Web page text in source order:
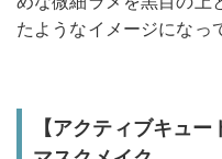
たようなイメージにな
【アクティブキュ